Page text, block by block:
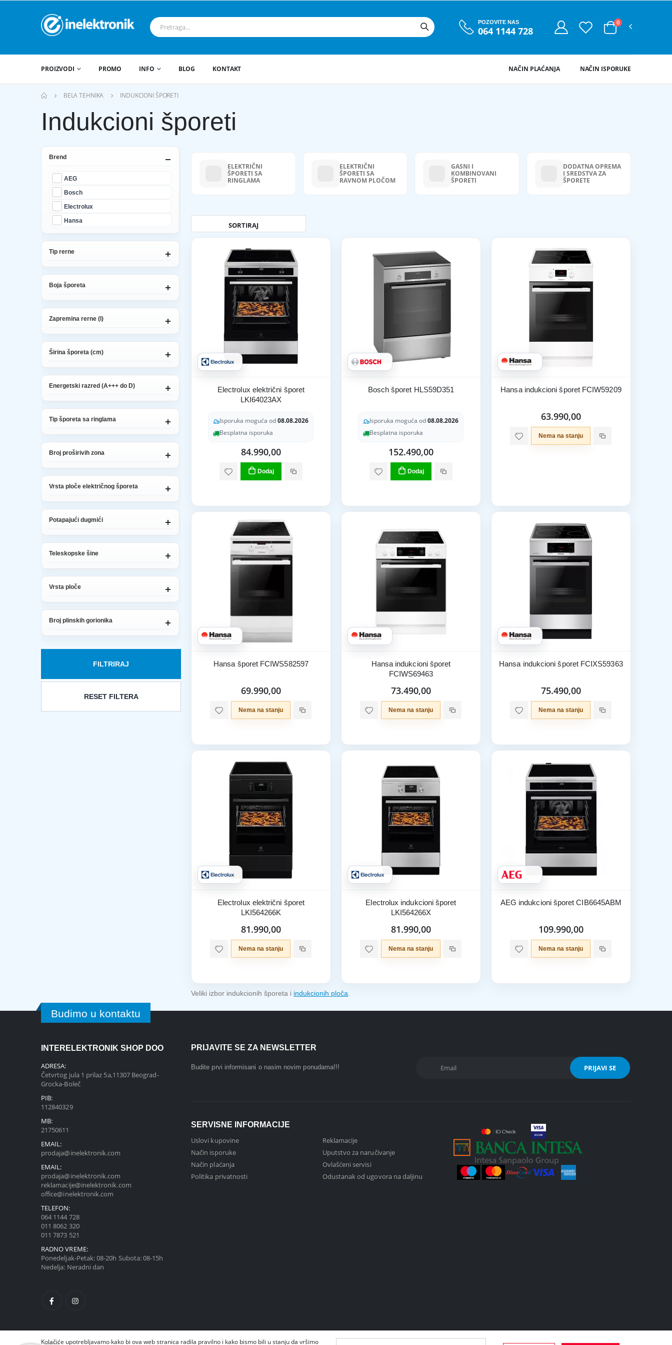
POZOVITE NAS
064 1144 728
0
PROIZVODI PROMO INFO BLOG KONTAKT NAČIN ISPORUKE
NAČIN PLAĆANJA
BELA TEHNIKA INDUKCIONI ŠPORETI
Indukcioni šporeti
ELEKTRIČNI
ŠPORETI SA
RINGLAMA
ELEKTRIČNI
ŠPORETI SA
RAVNOM PLOČOM
GASNI I
KOMBINOVANI
ŠPORETI
DODATNA OPREMA
I SREDSTVA ZA
ŠPORETE
Electrolux električni šporet
LKI64023AX
Isporuka moguća od08.08.2026
Besplatna isporuka
84.990,00
Dodaj
Bosch šporet HLS59D351
Isporuka moguća od08.08.2026
Besplatna isporuka
152.490,00
Dodaj
Hansa indukcioni šporet FCIW59209
63.990,00
Nema na stanju
Hansa šporet FCIWS582597
69.990,00
Nema na stanju
Hansa indukcioni šporet
FCIWS69463
73.490,00
Nema na stanju
Hansa indukcioni šporet FCIXS59363
75.490,00
Nema na stanju
Electrolux električni šporet
LKI564266K
81.990,00
Nema na stanju
Electrolux indukcioni šporet
LKI564266X
81.990,00
Nema na stanju
AEG indukcioni šporet CIB6645ABM
109.990,00
Nema na stanju
Veliki izbor indukcionih šporeta i indukcionih ploča.
Brend
AEG
Bosch
Electrolux
Hansa
Tip rerne
Boja šporeta
Zapremina rerne (l)
Širina šporeta (cm)
Energetski razred (A+++ do D)
Tip šporeta sa ringlama
Broj proširivih zona
Vrsta ploče električnog šporeta
Potapajući dugmići
Teleskopske šine
Vrsta ploče
Broj plinskih gorionika
FILTRIRAJ
RESET FILTERA
Budimo u kontaktu
INTERELEKTRONIK SHOP DOO
ADRESA:
Četvrtog jula 1 prilaz 5a,11307 Beograd-
Grocka-Boleč
PIB:
112840329
MB:
21750611
EMAIL:
prodaja@inelektronik.com
EMAIL:
prodaja@inelektronik.com
reklamacije@inelektronik.com
office@inelektronik.com
TELEFON:
064 1144 728
011 8062 320
011 7873 521
RADNO VREME:
Ponedeljak-Petak: 08-20h Subota: 08-15h
Nedelja: Neradni dan
PRIJAVITE SE ZA NEWSLETTER
Budite prvi informisani o nasim novim ponudama!!!
SERVISNE INFORMACIJE
Uslovi kupovine
Način isporuke
Način plaćanja
Politika privatnosti
Reklamacije
Uputstvo za naručivanje
Ovlašćeni servisi
Odustanak od ugovora na daljinu
Kolačiće upotrebljavamo kako bi ova web stranica radila pravilno i kako bismo bili u stanju da vršimo